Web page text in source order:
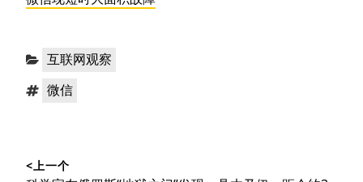
分 互联网观察
标 微信
章
<上一个